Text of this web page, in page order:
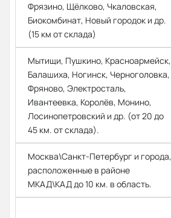
Фрязино, Щёлково, Чкаловская,
Биокомбинат, Новый городок и др.
(15 км от склада)
Мытищи, Пушкино, Красноармейск,
Балашиха, Ногинск, Черноголовка,
Фряново, Электросталь,
Ивантеевка, Королёв, Монино,
Лосинопетровский и др. (от 20 до
45 км. от склада).
Москва\Санкт-Петербург и города,
расположенные в районе
МКАД\КАД до 10 км. в область.